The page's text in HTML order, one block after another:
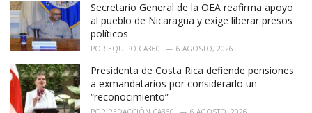
Secretario General de la OEA reafirma apoyo
al pueblo de Nicaragua y exige liberar presos
políticos
POR EQUIPO CA360 6 AGOSTO, 2026
Presidenta de Costa Rica defiende pensiones
a exmandatarios por considerarlo un
“reconocimiento”